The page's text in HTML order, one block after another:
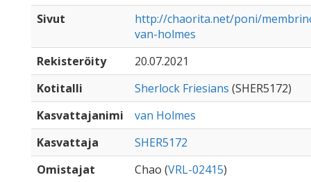
Sivut
http://chaorita.net/poni/
van-holmes
Rekisteröity
20.07.2021
Kotitalli
Sherlock Friesians (SHER5172)
Kasvattajanimi
van Holmes
Kasvattaja
SHER5172
Omistajat
Chao (VRL-02415)